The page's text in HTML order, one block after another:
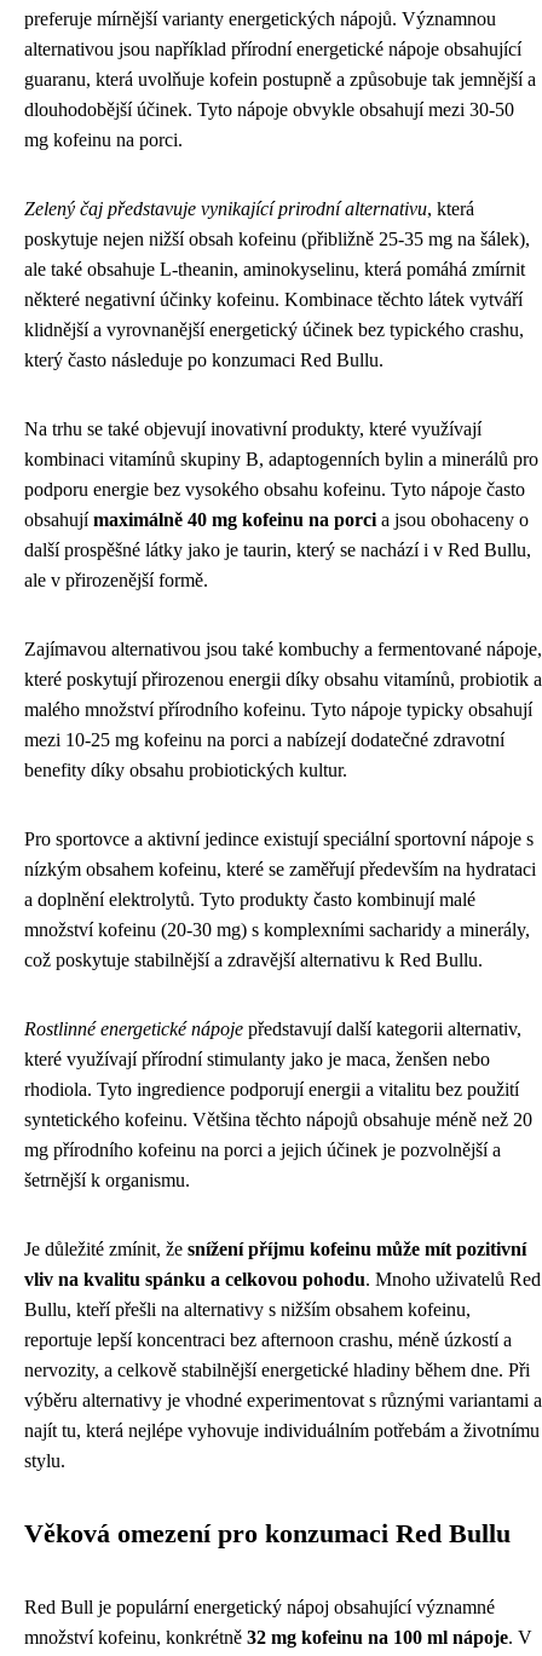
preferuje mírnější varianty energetických nápojů. Významnou
alternativou jsou například přírodní energetické nápoje obsahující
guaranu, která uvolňuje kofein postupně a způsobuje tak jemnější a
dlouhodobější účinek. Tyto nápoje obvykle obsahují mezi 30-50
mg kofeinu na porci.
Zelený čaj představuje vynikající prirodní alternativu, která
poskytuje nejen nižší obsah kofeinu (přibližně 25-35 mg na šálek),
ale také obsahuje L-theanin, aminokyselinu, která pomáhá zmírnit
některé negativní účinky kofeinu. Kombinace těchto látek vytváří
klidnější a vyrovnanější energetický účinek bez typického crashu,
který často následuje po konzumaci Red Bullu.
Na trhu se také objevují inovativní produkty, které využívají
kombinaci vitamínů skupiny B, adaptogenních bylin a minerálů pro
podporu energie bez vysokého obsahu kofeinu. Tyto nápoje často
obsahujímaximálně 40 mg kofeinu na porci a jsou obohaceny o
další prospěšné látky jako je taurin, který se nachází i v Red Bullu,
ale v přirozenější formě.
Zajímavou alternativou jsou také kombuchy a fermentované nápoje,
které poskytují přirozenou energii díky obsahu vitamínů, probiotik a
malého množství přírodního kofeinu. Tyto nápoje typicky obsahují
mezi 10-25 mg kofeinu na porci a nabízejí dodatečné zdravotní
benefity díky obsahu probiotických kultur.
Pro sportovce a aktivní jedince existují speciální sportovní nápoje s
nízkým obsahem kofeinu, které se zaměřují především na hydrataci
a doplnění elektrolytů. Tyto produkty často kombinují malé
množství kofeinu (20-30 mg) s komplexními sacharidy a minerály,
což poskytuje stabilnější a zdravější alternativu k Red Bullu.
Rostlinné energetické nápoje představují další kategorii alternativ,
které využívají přírodní stimulanty jako je maca, ženšen nebo
rhodiola. Tyto ingredience podporují energii a vitalitu bez použití
syntetického kofeinu. Většina těchto nápojů obsahuje méně než 20
mg přírodního kofeinu na porci a jejich účinek je pozvolnější a
šetrnější k organismu.
Je důležité zmínit, že snížení příjmu kofeinu může mít pozitivní
vliv na kvalitu spánku a celkovou pohodu. Mnoho uživatelů Red
Bullu, kteří přešli na alternativy s nižším obsahem kofeinu,
reportuje lepší koncentraci bez afternoon crashu, méně úzkostí a
nervozity, a celkově stabilnější energetické hladiny během dne. Při
výběru alternativy je vhodné experimentovat s různými variantami a
najít tu, která nejlépe vyhovuje individuálním potřebám a životnímu
stylu.
Věková omezení pro konzumaci Red Bullu
Red Bull je populární energetický nápoj obsahující významné
množství kofeinu, konkrétně 32 mg kofeinu na 100 ml nápoje. V